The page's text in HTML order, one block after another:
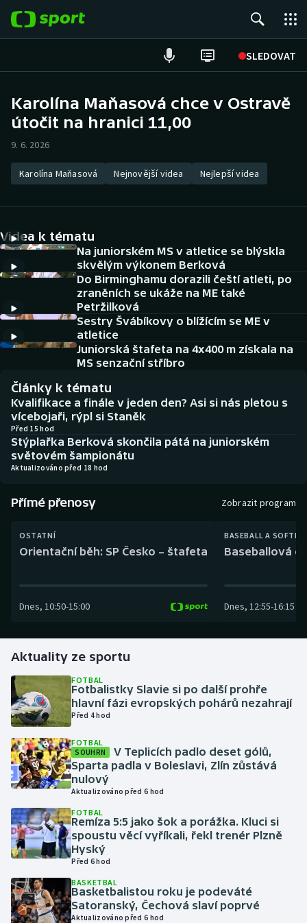
SLEDOVAT
Hokej
Atletika
DALŠÍ SPORTY
Americký fotbal
Baseball a softbal
Basketbal
Biatlon
Boby a skeleton
Box
Florbal
Golf
Házená
Jezdectví
Judo
Krasobruslení
Lezení
Lyže a snowboard
Moderní pětiboj
Motorsport
NEPŘEHLÉDNĚTE
Soutěže
Historické návraty
Aplikace ČT sport
AZ kvíz
Karolína Maňasová chce v Ostravě
útočit na hranici 11,00
9. 6. 2026
Karolína Maňasová Nejnovější videa Nejlepší videa
Videa k tématu
Na juniorském MS v atletice se blýskla
skvělým výkonem Berková
Do Birminghamu dorazili čeští atleti, po
zraněních se ukáže na ME také
Petržilková
Sestry Švábíkovy o blížícím se ME v
atletice
Juniorská štafeta na 4x400 m získala na
MS senzační stříbro
Články k tématu
Kvalifikace a finále v jeden den? Asi si nás pletou s
vícebojaři, rýpl si Staněk
Před 15 hod
Stýplařka Berková skončila pátá na juniorském
světovém šampionátu
Aktualizováno před 18 hod
Přímé přenosy Zobrazit program
OSTATNÍ
Orientační běh: SP Česko – štafeta
Dnes, 10:50-15:00
BASEBALL A
Baseballová
Dnes, 12:55-16:15
Aktuality ze sportu
FOTBAL
Fotbalistky Slavie si po další prohře
hlavní fázi evropských pohárů nezahrají
Před 4 hod
FOTBAL
SOUHRN
V Teplicích padlo deset gólů,
Sparta padla v Boleslavi, Zlín zůstává
nulový
Aktualizováno před 6 hod
FOTBAL
Remíza 5:5 jako šok a porážka. Kluci si
spoustu věcí vyříkali, řekl trenér Plzně
Hyský
Před 6 hod
BASKETBAL
Basketbalistou roku je podeváté
Satoranský, Čechová slaví poprvé
Aktualizováno před 6 hod